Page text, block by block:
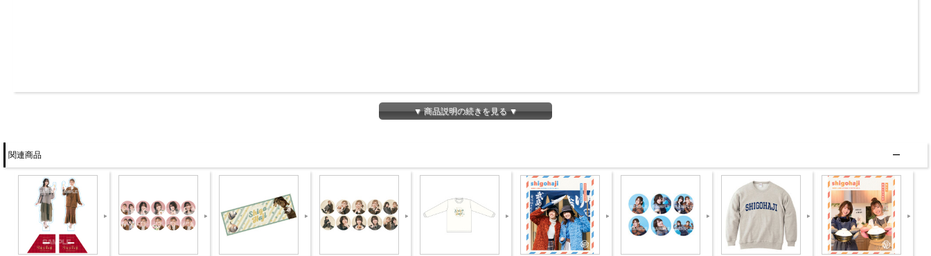
商品紹介
しごはじから、新アイテムのご提案。
この時期にも１つあるとありがたい、バケットハットです。
「かぶりやすさ」をコンセプトに、あえてロゴではなく、「shigohaji」の文字を、
▼ 商品説明の続きを見る ▼
関連商品